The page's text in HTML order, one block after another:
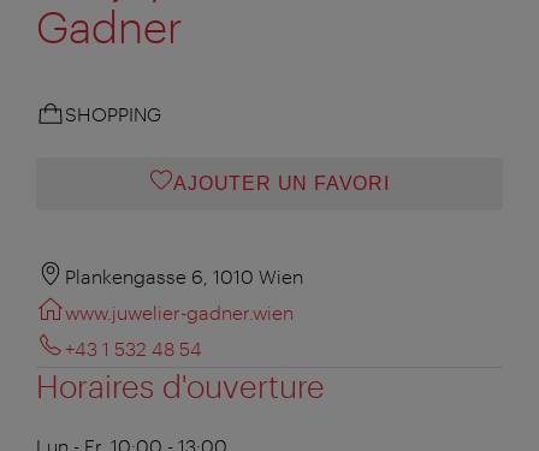
Gadner
SHOPPING
AJOUTER UN FAVORI
Plankengasse 6, 1010 Wien
www.juwelier-gadner.wien
+43 1 532 48 54
Horaires d'ouverture
Lun - Fr, 10:00 - 13:00